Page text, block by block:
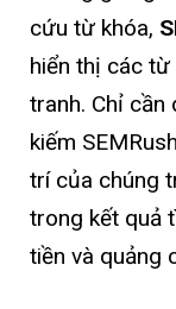
cứu từ khóa,
hiển thị các từ
tranh. Chỉ cần
kiếm
trí của chúng
trong kết quả
tiền và quảng